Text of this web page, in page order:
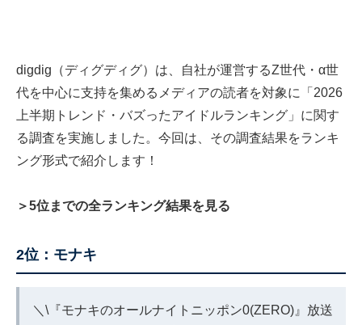
digdig（ディグディグ）は、自社が運営するZ世代・α世
代を中心に支持を集めるメディアの読者を対象に「2026
上半期トレンド・バズったアイドルランキング」に関す
る調査を実施しました。今回は、その調査結果をランキ
ング形式で紹介します！
＞5位までの全ランキング結果を見る
2位：モナキ
＼\『モナキのオールナイトニッポン0(ZERO)』放送